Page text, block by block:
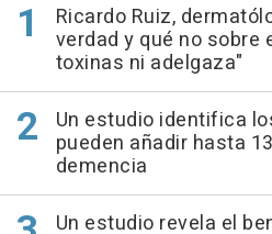
Ricardo Ruiz,
verdad y qué no sobre
toxinas ni adelgaza"
Un estudio identifica
pueden añadir hasta
demencia
Un estudio revela el